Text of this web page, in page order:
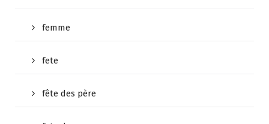
femme
fete
fête des père